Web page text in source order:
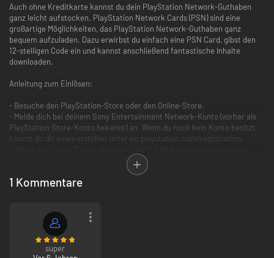
Auch ohne Kreditkarte kannst du dein PlayStation Network-Guthaben
ganz leicht aufstocken. PlayStation Network Cards (PSN) sind eine
großartige Möglichkeiten, das PlayStation Network-Guthaben ganz
bequem aufzuladen. Dazu erwirbst du einfach eine PSN Card, gibst den
12-stelligen Code ein und kannst anschließend fantastische Inhalte
downloaden.
Anleitung zum Einlösen:
- Besuche den PlayStation-Store oder den Online-Store.
- Melde dich bei deinem Sony Entertainment Network-Konto (vorher als
PlayStation Store-Konto bekannt) an. Wenn du noch kein Konto besitzt,
kannst du dir eines erstellen unter eu.playstation.com/registration.
Optionen-Symbol unten am Bildschirm antippen.)
- Gib den 12-stelligen Gutschein-Code ein und wähle “Fortfahren”.
- Folge den Anweisungen auf dem Bildschirm, um deinen Gutschein-Code
Sie müssen also genau so eingegeben werden wie dargestellt.
1 Kommentare
super